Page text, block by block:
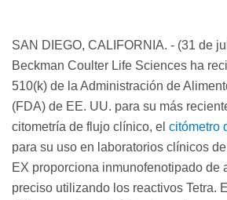
SAN DIEGO, CALIFORNIA. - (31 de
Beckman Coulter Life Sciences ha
510(k) de la Administración de
(FDA) de EE. UU. para su más
citometría de flujo clínico, el citómetro
para su uso en laboratorios clínicos
EX proporciona inmunofenotipado de
preciso utilizando los reactivos Tetra.